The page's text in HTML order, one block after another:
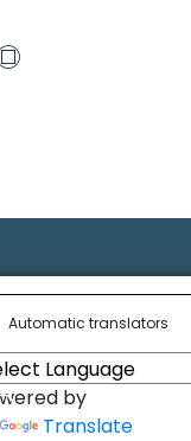
Automatic translators
by
Translate